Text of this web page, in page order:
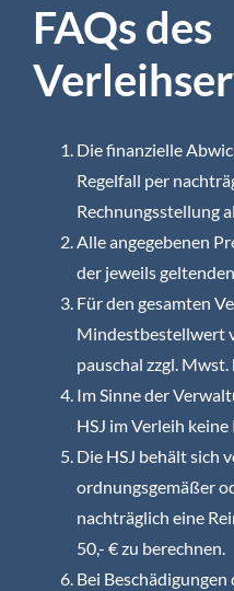
FAQs des
Die finanzielle
Regelfall per
Rechnungsstellung
Alle angegebenen
der jeweils
Für den gesamten
Mindestbestellwert
pauschal zzgl.
Im Sinne der
HSJ im Verleih
Die HSJ behält sich
ordnungsgemäßer
nachträglich eine
50,- € zu berechnen.
Bei